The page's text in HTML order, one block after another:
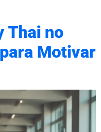
Thai no
Motivar